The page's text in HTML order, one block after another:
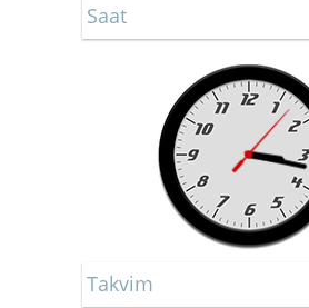
Saat
Takvim